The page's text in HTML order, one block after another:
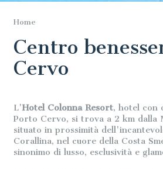
Home
Centro
Cervo
L'Hotel Colonna Resort, hotel con
Porto Cervo, si trova a 2 km dalla
situato in prossimità
Corallina, nel cuore della Costa
sinonimo di lusso, esclusività e